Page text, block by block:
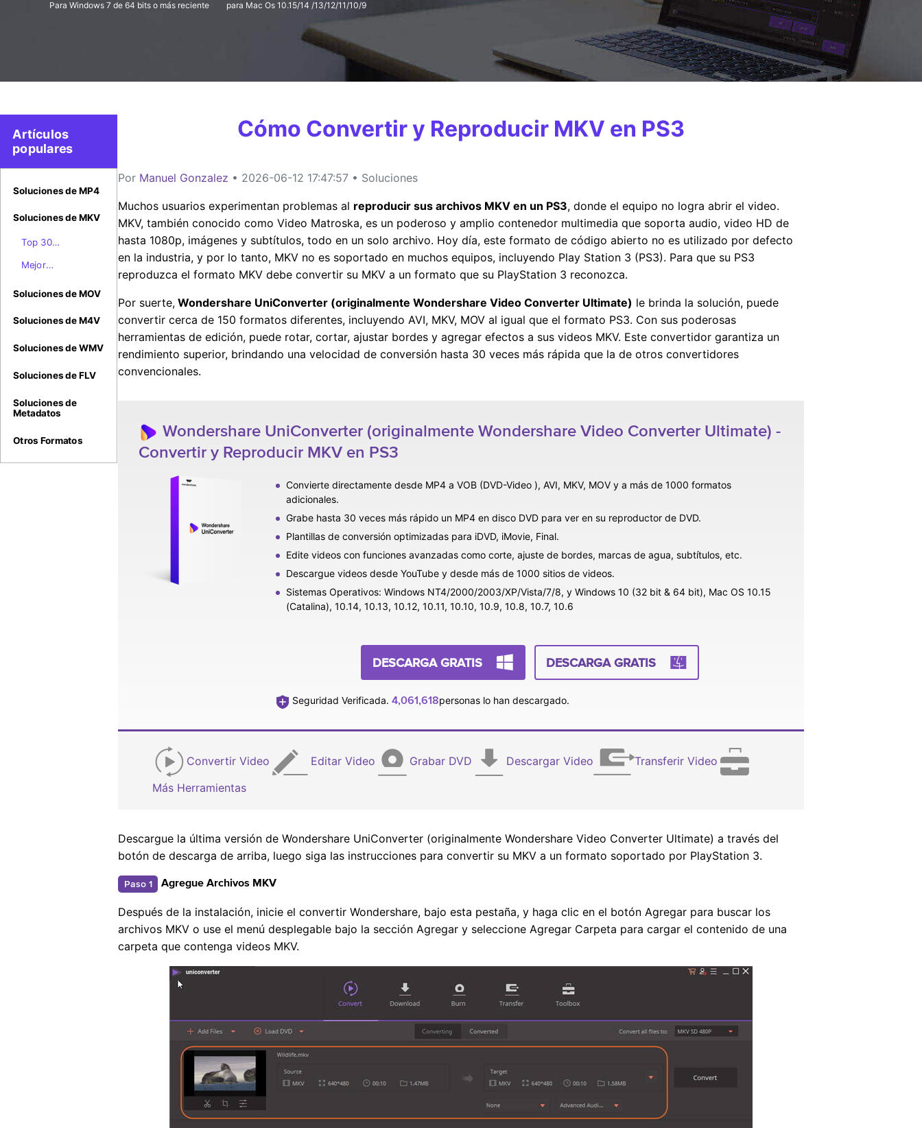
MÁS SOLUCIONES
Para Windows 7 de 64 bits o más reciente para Mac Os 10.15/14 /13/12/11/10/9
Artículos
populares
Soluciones de MP4
Soluciones de MKV
Top 30
MKV para
Windows/Mac/iOS/Android
Mejor
MKV a AVI
Soluciones de MOV
Soluciones de M4V
Soluciones de WMV
Soluciones de FLV
Soluciones de
Metadatos
Otros Formatos
Cómo Convertir y Reproducir MKV en PS3
Por Manuel Gonzalez • 2026-06-12 17:47:57 • Soluciones
Muchos usuarios experimentan problemas al reproducir sus archivos MKV en un PS3, donde el equipo no logra abrir el video.
MKV, también conocido como Video Matroska, es un poderoso y amplio contenedor multimedia que soporta audio, video HD de
hasta 1080p, imágenes y subtítulos, todo en un solo archivo. Hoy día, este formato de código abierto no es utilizado por defecto
en la industria, y por lo tanto, MKV no es soportado en muchos equipos, incluyendo Play Station 3 (PS3). Para que su PS3
reproduzca el formato MKV debe convertir su MKV a un formato que su PlayStation 3 reconozca.
Por suerte, Wondershare UniConverter (originalmente Wondershare Video Converter Ultimate) le brinda la solución, puede
convertir cerca de 150 formatos diferentes, incluyendo AVI, MKV, MOV al igual que el formato PS3. Con sus poderosas
herramientas de edición, puede rotar, cortar, ajustar bordes y agregar efectos a sus videos MKV. Este convertidor garantiza un
rendimiento superior, brindando una velocidad de conversión hasta 30 veces más rápida que la de otros convertidores
convencionales.
Wondershare UniConverter (originalmente Wondershare Video Converter Ultimate) -
Convertir y Reproducir MKV en PS3
Convierte directamente desde MP4 a VOB (DVD-Video ), AVI, MKV, MOV y a más de 1000 formatos
adicionales.
Grabe hasta 30 veces más rápido un MP4 en disco DVD para ver en su reproductor de DVD.
Plantillas de conversión optimizadas para iDVD, iMovie, Final.
Edite videos con funciones avanzadas como corte, ajuste de bordes, marcas de agua, subtítulos, etc.
Descargue videos desde YouTube y desde más de 1000 sitios de videos.
Sistemas Operativos: Windows NT4/2000/2003/XP/Vista/7/8, y Windows 10 (32 bit & 64 bit), Mac OS 10.15
(Catalina), 10.14, 10.13, 10.12, 10.11, 10.10, 10.9, 10.8, 10.7, 10.6
DESCARGA GRATIS DESCARGA GRATIS
Seguridad Verificada. 4,061,618personas lo han descargado.
Convertir Video Editar Video Grabar DVD Descargar Video
Transferir Video
Más Herramientas
Descargue la última versión de Wondershare UniConverter (originalmente Wondershare Video Converter Ultimate) a través del
botón de descarga de arriba, luego siga las instrucciones para convertir su MKV a un formato soportado por PlayStation 3.
Paso 1 Agregue Archivos MKV
Después de la instalación, inicie el convertir Wondershare, bajo esta pestaña, y haga clic en el botón Agregar para buscar los
archivos MKV o use el menú desplegable bajo la sección Agregar y seleccione Agregar Carpeta para cargar el contenido de una
carpeta que contenga videos MKV.